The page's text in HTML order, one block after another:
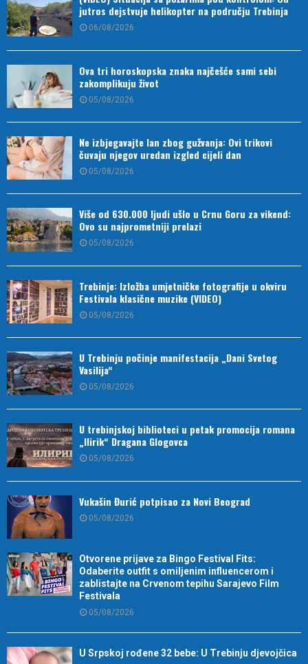
jutros dejstvuje helikopter na području Trebinja
06/08/2026
Ova tri horoskopska znaka najčešće sami sebi
zakomplikuju život
05/08/2026
Ne izbjegavajte lan zbog gužvanja: Ovi trikovi
čuvaju njegov uredan izgled cijeli dan
05/08/2026
Više od 630.000 ljudi ušlo u Crnu Goru za vikend:
Ovo su najprometniji prelazi
05/08/2026
Trebinje: Izložba umjetničke fotografije u okviru
Festivala klasične muzike (VIDEO)
05/08/2026
U Trebinju počinje manifestacija „Dani Svetog
Vasilija“
05/08/2026
U trebinjskoj biblioteci u petak promocija romana
„Ilirik“ Dragana Glogovca
05/08/2026
Vukašin Đurić potpisao za Novi Beograd
05/08/2026
Otvorene prijave za Bingo Festival Fits:
Odaberite outfit s omiljenim influencerom i
zablistajte na Crvenom tepihu Sarajevo Film
Festivala
05/08/2026
U Srpskoj rođene 32 bebe: U Trebinju djevojčica